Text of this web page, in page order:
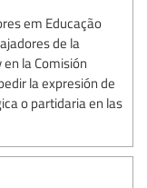
em Educação
de la
la Comisión
la expresión de
o partidaria en las